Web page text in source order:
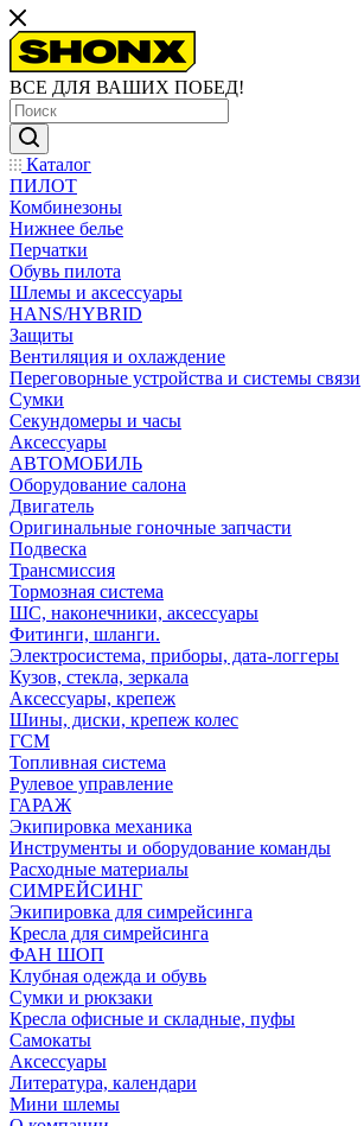
ВСЕ ДЛЯ ВАШИХ ПОБЕД!
Каталог
ПИЛОТ
Комбинезоны
Нижнее белье
Перчатки
Обувь пилота
Шлемы и аксессуары
HANS/HYBRID
Защиты
Вентиляция и охлаждение
Переговорные устройства и системы связи
Сумки
Секундомеры и часы
Аксессуары
АВТОМОБИЛЬ
Оборудование салона
Двигатель
Оригинальные гоночные запчасти
Подвеска
Трансмиссия
Тормозная система
ШС, наконечники, аксессуары
Фитинги, шланги.
Электросистема, приборы, дата-логгеры
Кузов, стекла, зеркала
Аксессуары, крепеж
Шины, диски, крепеж колес
ГСМ
Топливная система
Рулевое управление
ГАРАЖ
Экипировка механика
Инструменты и оборудование команды
Расходные материалы
СИМРЕЙСИНГ
Экипировка для симрейсинга
Кресла для симрейсинга
ФАН ШОП
Клубная одежда и обувь
Сумки и рюкзаки
Кресла офисные и складные, пуфы
Самокаты
Аксессуары
Литература, календари
Мини шлемы